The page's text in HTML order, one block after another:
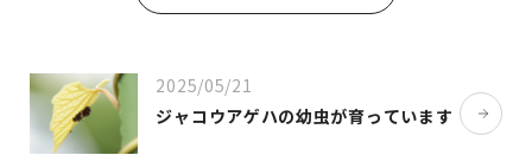
2025/05/21
ジャコウアゲハの幼虫が育っています